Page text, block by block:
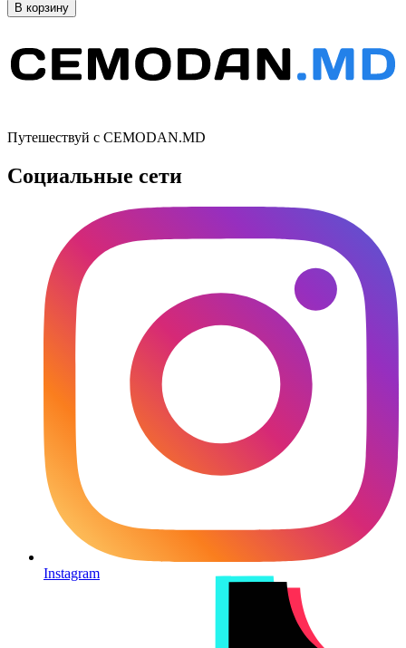
В корзину
Путешествуй с CEMODAN.MD
Социальные сети
Instagram